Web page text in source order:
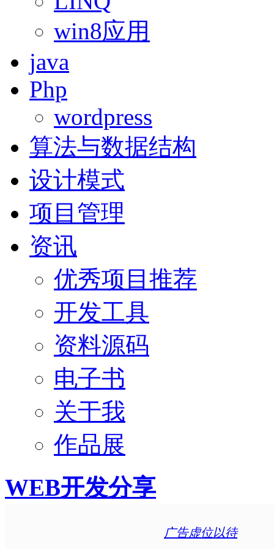
win8应用
java
Php
wordpress
算法与数据结构
设计模式
项目管理
资讯
优秀项目推荐
开发工具
资料源码
电子书
关于我
作品展
WEB开发分享
广告虚位以待